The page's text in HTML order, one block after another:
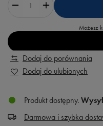
Możesz
Dodaj do porównania
Dodaj do ulubionych
Produkt dostępny
Darmowa i szybka